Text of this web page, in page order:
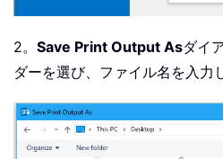
2。 Save Print Output Asダイ
ダーを選び、ファイル名を入力